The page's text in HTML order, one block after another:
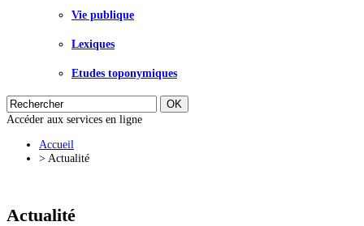
Vie publique
Lexiques
Etudes toponymiques
Accéder aux services en ligne
Accueil
>Actualité
Actualité